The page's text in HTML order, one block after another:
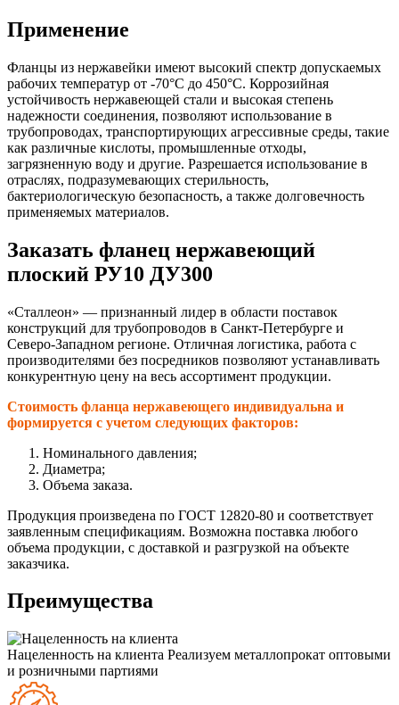
Применение
Фланцы из нержавейки имеют высокий спектр допускаемых
рабочих температур от -70°C до 450°C. Коррозийная
устойчивость нержавеющей стали и высокая степень
надежности соединения, позволяют использование в
трубопроводах, транспортирующих агрессивные среды, такие
как различные кислоты, промышленные отходы,
загрязненную воду и другие. Разрешается использование в
отраслях, подразумевающих стерильность,
бактериологическую безопасность, а также долговечность
применяемых материалов.
Заказать фланец нержавеющий
плоский РУ10 ДУ300
«Сталлеон» — признанный лидер в области поставок
конструкций для трубопроводов в Санкт-Петербурге и
Северо-Западном регионе. Отличная логистика, работа с
производителями без посредников позволяют устанавливать
конкурентную цену на весь ассортимент продукции.
Стоимость фланца нержавеющего индивидуальна и
формируется с учетом следующих факторов:
Номинального давления;
Диаметра;
Объема заказа.
Продукция произведена по ГОСТ 12820-80 и соответствует
заявленным спецификациям. Возможна поставка любого
объема продукции, с доставкой и разгрузкой на объекте
заказчика.
Преимущества
Нацеленность на клиента Реализуем металлопрокат оптовыми
и розничными партиями